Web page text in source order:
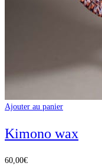
Ajouter au panier
Kimono wax
60,00€